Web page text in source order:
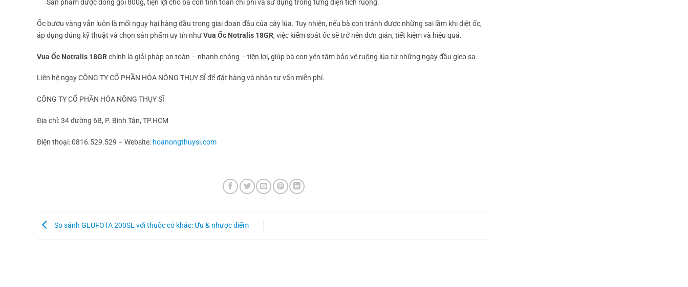
Sản phẩm được đóng gói 800g, tiện lợi cho bà con tính toán chi phí và sử dụng trong từng diện tích ruộng.
Ốc bươu vàng vẫn luôn là mối nguy hại hàng đầu trong giai đoạn đầu của cây lúa. Tuy nhiên, nếu bà con tránh được những sai lầm khi diệt ốc,
áp dụng đúng kỹ thuật và chọn sản phẩm uy tín nhưVua Ốc Notralis 18GR, việc kiểm soát ốc sẽ trở nên đơn giản, tiết kiệm và hiệu quả.
Vua Ốc Notralis 18GRchính là giải pháp an toàn – nhanh chóng – tiện lợi, giúp bà con yên tâm bảo vệ ruộng lúa từ những ngày đầu gieo sạ.
Liên hệ ngay CÔNG TY CỔ PHẦN HÓA NÔNG THỤY SĨ để đặt hàng và nhận tư vấn miễn phí.
CÔNG TY CỔ PHẦN HÓA NÔNG THỤY SĨ
Địa chỉ: 34 đường 6B, P. Bình Tân, TP.HCM
Điện thoại: 0816.529.529 – Website: hoanongthuysi.com
So sánh GLUFOTA 200SL với thuốc cỏ khác: Ưu & nhược điểm